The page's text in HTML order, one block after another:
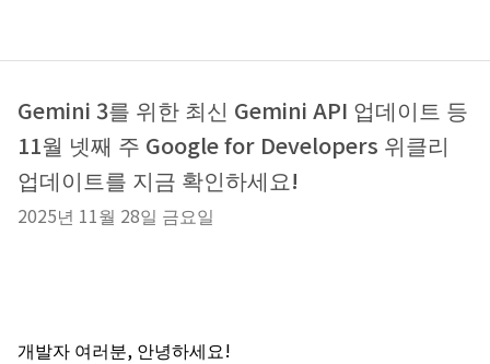
Gemini 3를 위한 최신 Gemini API 업데이트 등
11월 넷째 주 Google for Developers 위클리
업데이트를 지금 확인하세요!
2025년 11월 28일 금요일
개발자 여러분, 안녕하세요!